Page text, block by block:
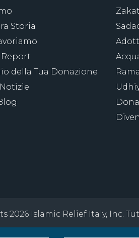
Storia
della Tua Donazione
2026 Islamic Relief Italy, Inc.